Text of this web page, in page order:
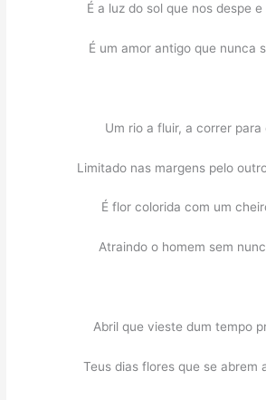
É a luz do sol que nos despe e
É um amor antigo que nunca
Um rio a fluir, a correr para
Limitado nas margens pelo
É flor colorida com um
Atraindo o homem sem
Abril que vieste dum tempo
Teus dias flores que se abrem